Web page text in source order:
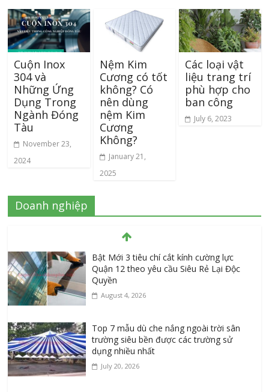
Cuộn Inox
304 và
Những Ứng
Dụng Trong
Ngành Đóng
Tàu
November 23,
2024
Nệm Kim
Cương có tốt
không? Có
nên dùng
nệm Kim
Cương
Không?
January 21,
2025
Các loại vật
liệu trang trí
phù hợp cho
ban công
July 6, 2023
Doanh nghiệp
Bật Mới 3 tiêu chí cắt kính cường lực
Quận 12 theo yêu cầu Siêu Rẻ Lại Độc
Quyền
August 4, 2026
Top 7 mẫu dù che nắng ngoài trời sân
trường siêu bền được các trường sử
dụng nhiều nhất
July 20, 2026